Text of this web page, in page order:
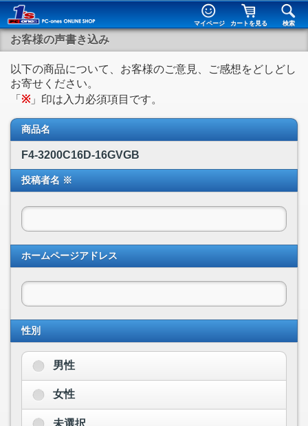
マイページ カートを見る 検索
お客様の声書き込み
以下の商品について、お客様のご意見、ご感想をどしどし
お寄せください。
「 ※」印は入力必須項目です。
商品名
F4-3200C16D-16GVGB
投稿者名 ※
ホームページアドレス
性別
男性
女性
未選択